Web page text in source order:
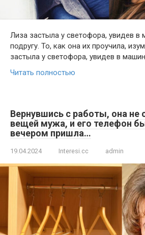
Лиза застыла у светофора, увидев в
подругу. То, как она их проучила,
застыла у светофора, увидев в
Читать полностью
Вернувшись с работы, она не
вещей мужа, и его телефон
вечером пришла…
19.04.2024 Interesi.cc admin